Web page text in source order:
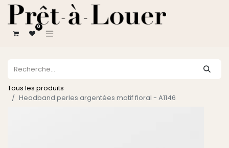
0
Tous les produits
Headband perles argentées motif floral - A1146